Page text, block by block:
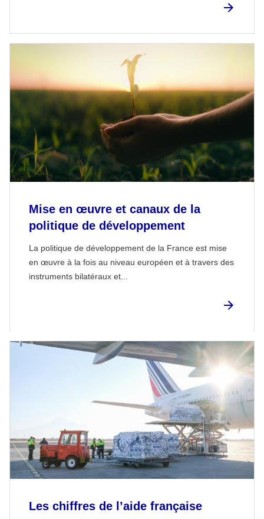
Mise en œuvre et canaux de la
politique de développement
La politique de développement de la France est mise
en œuvre à la fois au niveau européen et à travers des
instruments bilatéraux et...
Les chiffres de l’aide française